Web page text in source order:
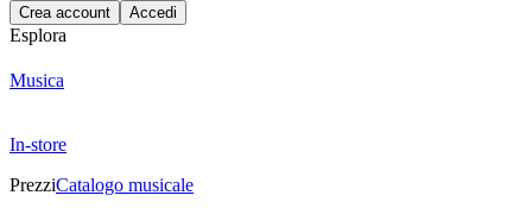
Crea account Accedi
Esplora
Musica
In-store
PrezziCatalogo musicale